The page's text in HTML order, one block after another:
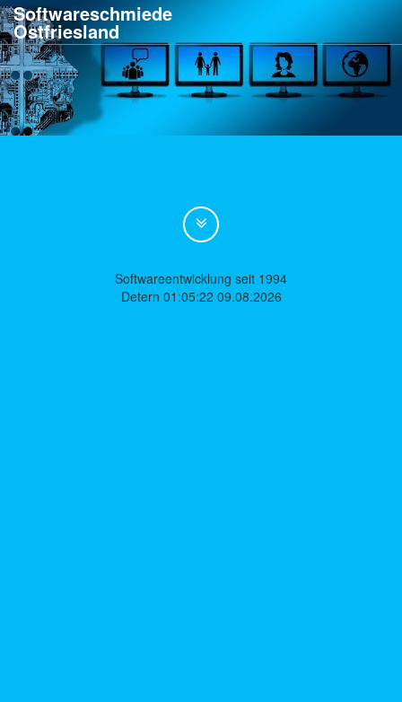
Softwareschmiede
Ostfriesland
Softwareentwicklung seit 1994
Detern 01:05:22 09.08.2026